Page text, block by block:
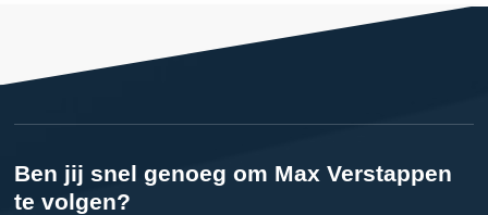
Ben jij snel genoeg om Max Verstappen
te volgen?